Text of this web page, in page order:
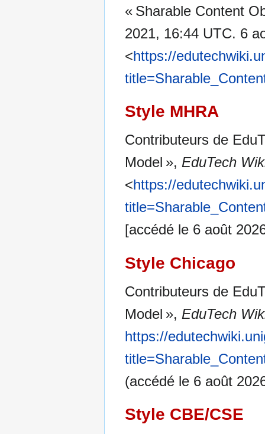
« Sharable Content
2021, 16:44 UTC. 6
<https://
Style MHRA
Contributeurs de
Model », EduTech
<https://
[accédé le 6 août
Style Chicago
Contributeurs de
Model », EduTech
https://
(accédé le 6 août
Style CBE/CSE